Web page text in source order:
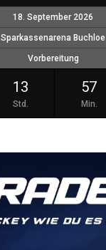
18. September 2026
Sparkassenarena Buchloe
Vorbereitung
13
Std.
57
Min.